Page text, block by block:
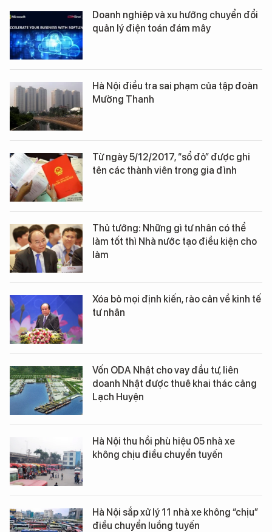
Doanh nghiệp và xu hướng chuyển đổi
quản lý điện toán đám mây
Hà Nội điều tra sai phạm của tập đoàn
Mường Thanh
Từ ngày 5/12/2017, “sổ đỏ” được ghi
tên các thành viên trong gia đình
Thủ tướng: Những gì tư nhân có thể
làm tốt thì Nhà nước tạo điều kiện cho
làm
Xóa bỏ mọi định kiến, rào cản về kinh tế
tư nhân
Vốn ODA Nhật cho vay đầu tư, liên
doanh Nhật được thuê khai thác cảng
Lạch Huyện
Hà Nội thu hồi phù hiệu 05 nhà xe
không chịu điều chuyển tuyến
Hà Nội sắp xử lý 11 nhà xe không “chịu”
điều chuyển luồng tuyến